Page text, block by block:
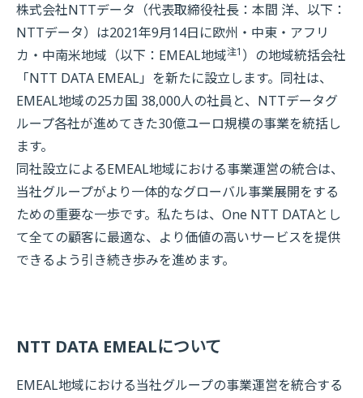
株式会社NTTデータ（代表取締役社長：本間 洋、以下：
NTTデータ）は2021年9月14日に欧州・中東・アフリ
カ・中南米地域（以下：EMEAL地域注1 ）の地域統括会社
「NTT DATA EMEAL」を新たに設立します。同社は、
EMEAL地域の25カ国 38,000人の社員と、NTTデータグ
ループ各社が進めてきた30億ユーロ規模の事業を統括し
ます。
同社設立によるEMEAL地域における事業運営の統合は、
当社グループがより一体的なグローバル事業展開をする
ための重要な一歩です。私たちは、One NTT DATAとし
て全ての顧客に最適な、より価値の高いサービスを提供
できるよう引き続き歩みを進めます。
NTT DATA EMEALについて
EMEAL地域における当社グループの事業運営を統合する